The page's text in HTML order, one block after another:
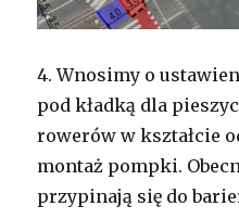
4. Wnosimy o
pod kładką dla
rowerów w kształcie
montaż pompki.
przypinają się do